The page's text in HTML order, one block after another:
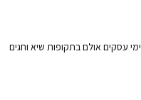
החברה עושה את מירב המאמצים לספק תוך 3 ימי עסקים אולם בתקופות שיא וחגים